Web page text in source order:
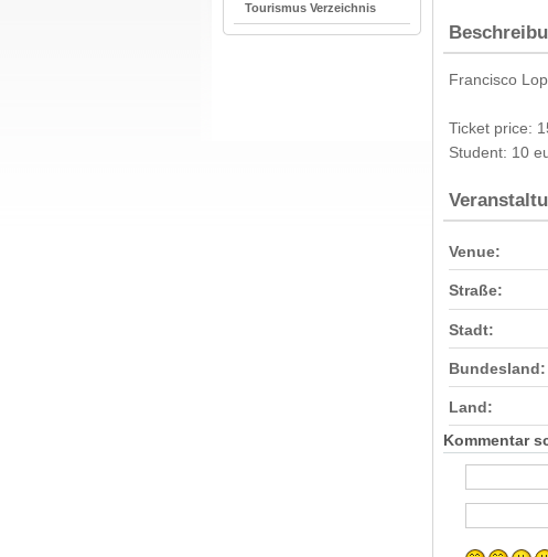
Tourismus Verzeichnis
Francisco
Ticket price:
Student: 10
Venue:
Straße:
Stadt:
Bundesland:
Land:
Kommentar